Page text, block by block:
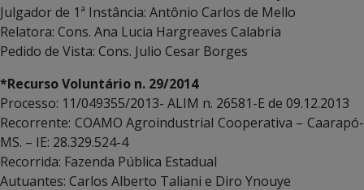
Julgador de 1ª Instância: Antônio Carlos de Mello
Relatora: Cons. Ana Lucia Hargreaves Calabria
Pedido de Vista: Cons. Julio Cesar Borges
*Recurso Voluntário n. 29/2014
Processo: 11/049355/2013- ALIM n. 26581-E de 09.12.2013
Recorrente: COAMO Agroindustrial Cooperativa – Caarapó-
MS. – IE: 28.329.524-4
Recorrida: Fazenda Pública Estadual
Autuantes: Carlos Alberto Taliani e Diro Ynouye